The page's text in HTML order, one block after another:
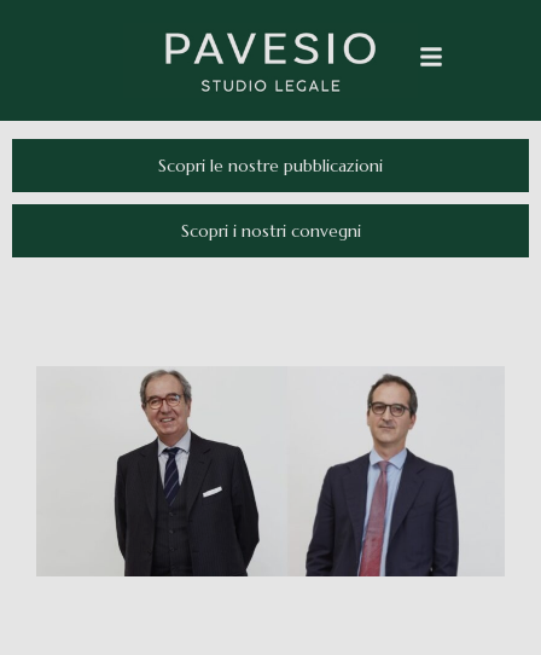
Scopri le nostre pubblicazioni
Scopri i nostri convegni